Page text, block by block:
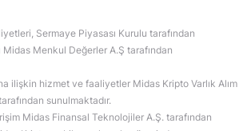
Sermaye Piyasası Kurulu tarafından
Menkul Değerler A.Ş tarafından
ilişkin hizmet ve faaliyetler Midas Kripto Varlık Alım
sunulmaktadır.
Midas Finansal Teknolojiler A.Ş. tarafından